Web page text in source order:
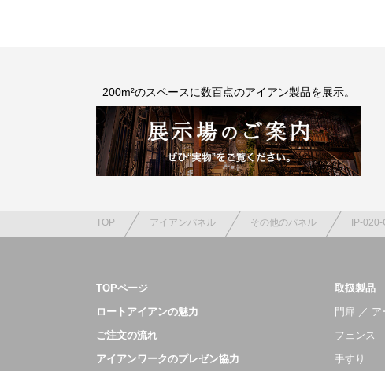
200m²のスペースに数百点のアイアン製品を展示。
TOP アイアンパネル その他のパネル IP-020-
TOPページ
ロートアイアンの魅力
ご注文の流れ
アイアンワークのプレゼン協力
取扱製品
門扉 ／ ア
フェンス
手すり